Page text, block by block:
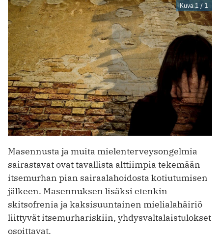
Kuva 1 / 1
Masennusta ja muita mielenterveysongelmia
sairastavat ovat tavallista alttiimpia tekemään
itsemurhan pian sairaalahoidosta kotiutumisen
jälkeen. Masennuksen lisäksi etenkin
skitsofrenia ja kaksisuuntainen mielialahäiriö
liittyvät itsemurhariskiin, yhdysvaltalaistulokset
osoittavat.